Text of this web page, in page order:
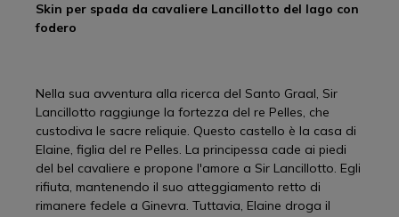
Skin per spada da cavaliere Lancillotto del lago con
fodero
Nella sua avventura alla ricerca del Santo Graal, Sir
Lancillotto raggiunge la fortezza del re Pelles, che
custodiva le sacre reliquie. Questo castello è la casa di
Elaine, figlia del re Pelles. La principessa cade ai piedi
del bel cavaliere e propone l'amore a Sir Lancillotto. Egli
rifiuta, mantenendo il suo atteggiamento retto di
rimanere fedele a Ginevra. Tuttavia, Elaine droga il